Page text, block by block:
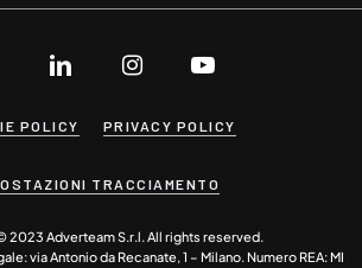
POLICY PRIVACY POLICY
TRACCIAMENTO
2023 Adverteam S.r.l. All rights reserved.
via Antonio da Recanate, 1 – Milano. Numero REA: MI